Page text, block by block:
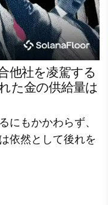
他社を凌駕する
た金の供給量は
にもかかわらず、
依然として後れを